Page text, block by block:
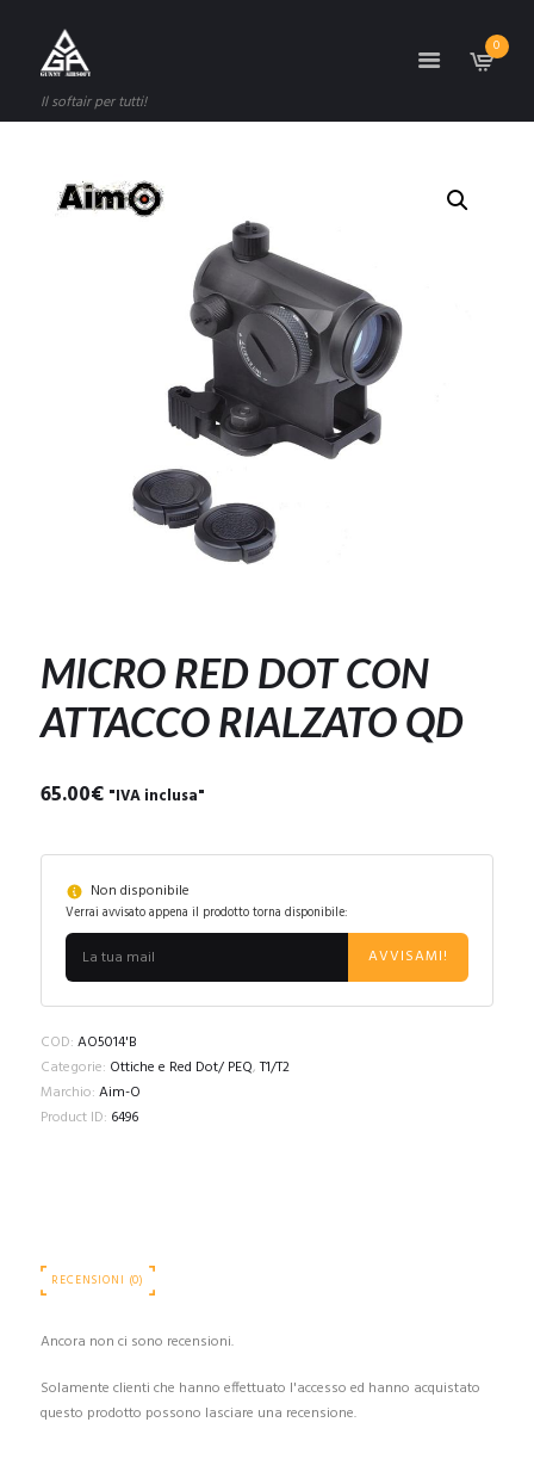
Il softair per tutti!
0
MICRO RED DOT CON
ATTACCO RIALZATO QD
65.00€ "IVA inclusa"
Non disponibile
Verrai avvisato appena il prodotto torna disponibile:
AVVISAMI!
COD: AO5014'B
Categorie: Ottiche e Red Dot/ PEQ,T1/T2
Marchio: Aim-O
Product ID: 6496
RECENSIONI (0)
Ancora non ci sono recensioni.
Solamente clienti che hanno effettuato l'accesso ed hanno acquistato
questo prodotto possono lasciare una recensione.